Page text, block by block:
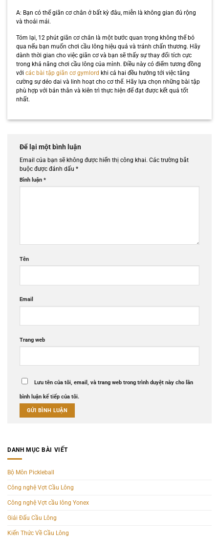
A: Bạn có thể giãn cơ chân ở bất kỳ đâu, miễn là không gian đủ rộng
và thoải mái.
Tóm lại, 12 phút giãn cơ chân là một bước quan trọng không thể bỏ
qua nếu bạn muốn chơi cầu lông hiệu quả và tránh chấn thương. Hãy
dành thời gian cho việc giãn cơ và bạn sẽ thấy sự thay đổi tích cực
trong khả năng chơi cầu lông của mình. Điều này có điểm tương đồng
với các bài tập giãn cơ gymlord khi cả hai đều hướng tới việc tăng
cường sự dẻo dai và linh hoạt cho cơ thể. Hãy lựa chọn những bài tập
phù hợp với bản thân và kiên trì thực hiện để đạt được kết quả tốt
nhất.
Để lại một bình luận
Email của bạn sẽ không được hiển thị công khai. Các trường bắt
buộc được đánh dấu *
Bình luận *
Tên
Email
Trang web
Lưu tên của tôi, email, và trang web trong trình duyệt này cho lần
bình luận kế tiếp của tôi.
DANH MỤC BÀI VIẾT
Bộ Môn Pickleball
Công nghệ Vợt Cầu Lông
Công nghệ Vợt cầu lông Yonex
Giải Đấu Cầu Lông
Kiến Thức Về Cầu Lông